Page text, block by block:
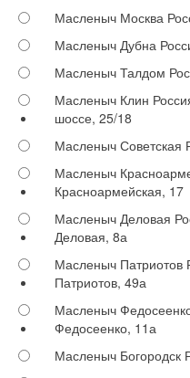
Масленыч Москва
Масленыч Дубна
Масленыч Талдом
Масленыч Клин
шоссе, 25/18
Масленыч Советская
Масленыч
Красноармейская, 17
Масленыч Деловая
Деловая, 8а
Масленыч Патриотов
Патриотов, 49а
Масленыч
Федосеенко, 11а
Масленыч Богородск